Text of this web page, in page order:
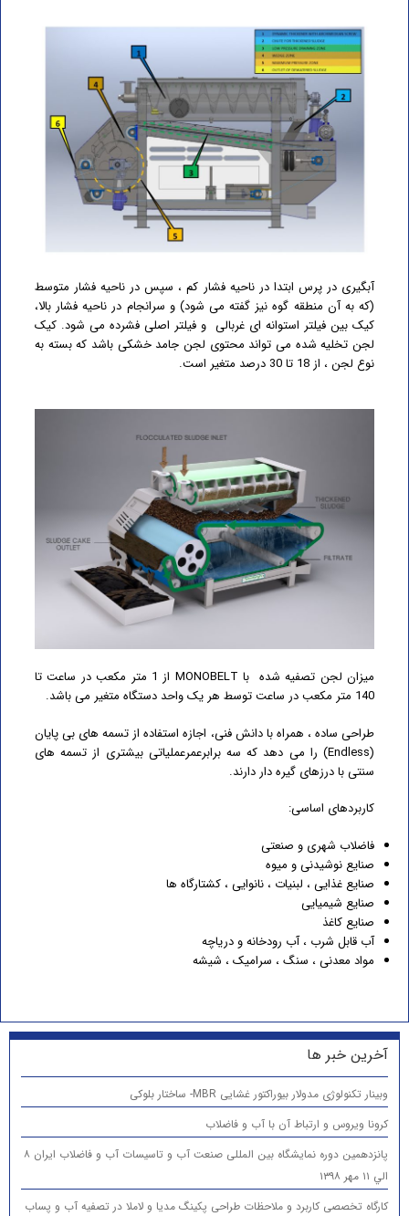
آبگیری در پرس ابتدا در ناحیه فشار کم ، سپس در ناحیه فشار متوسط
(که به آن منطقه گوه نیز گفته می شود) و سرانجام در ناحیه فشار بالا،
کیک بین فیلتر استوانه ای غربالی و فیلتر اصلی فشرده می شود. کیک
لجن تخلیه شده می تواند محتوی لجن جامد خشکی باشد که بسته به
نوع لجن ، از 18 تا 30 درصد متغیر است.
میزان لجن تصفیه شده با MONOBELT از 1 متر مکعب در ساعت تا
140 متر مکعب در ساعت توسط هر یک واحد دستگاه متغیر می باشد.
طراحی ساده ، همراه با دانش فنی، اجازه استفاده از تسمه های بی پایان
(Endless) را می دهد که سه برابرعمرعملیاتی بیشتری از تسمه های
سنتی با درزهای گیره دار دارند.
کاربردهای اساسی:
فاضلاب شهری و صنعتی
صنایع نوشیدنی و میوه
صنایع غذایی ، لبنیات ، نانوایی ، کشتارگاه ها
صنایع شیمیایی
صنایع کاغذ
آب قابل شرب ، آب رودخانه و دریاچه
مواد معدنی ، سنگ ، سرامیک ، شیشه
آخرین خبر ها
وبینار تکنولوژی مدولار بیوراکتور غشایی MBR- ساختار بلوکی
کرونا ویروس و ارتباط آن با آب و فاضلاب
پانزدهمين دوره نمایشگاه بین المللی صنعت آب و تاسیسات آب و فاضلاب ایران ۸
الي ۱۱ مهر ۱۳۹۸
کارگاه تخصصی کاربرد و ملاحظات طراحی پکینگ مدیا و لاملا در تصفیه آب و پساب